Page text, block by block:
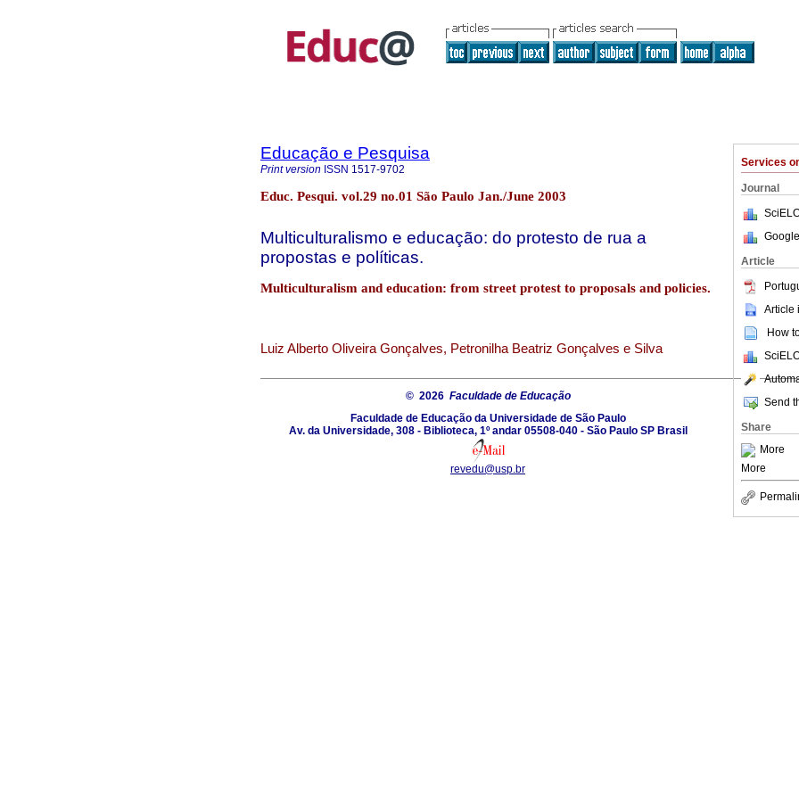
Services
Journal
Article
Article
How
Send
Share
More
More
Educação e Pesquisa
Print version ISSN 1517-9702
Educ. Pesqui. vol.29 no.01 São Paulo Jan./June 2003
Multiculturalismo e educação: do protesto de rua a
propostas e políticas.
Multiculturalism and education: from street protest to proposals and policies.
Luiz Alberto Oliveira Gonçalves, Petronilha Beatriz Gonçalves e Silva
© 2026 Faculdade de Educação
Faculdade de Educação da Universidade de São Paulo
Av. da Universidade, 308 - Biblioteca, 1º andar 05508-040 - São Paulo SP Brasil
revedu@usp.br